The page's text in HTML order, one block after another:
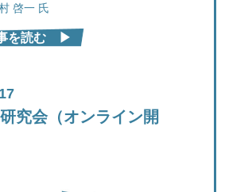
啓一 氏
を読む ▶︎
究会（オンライン開